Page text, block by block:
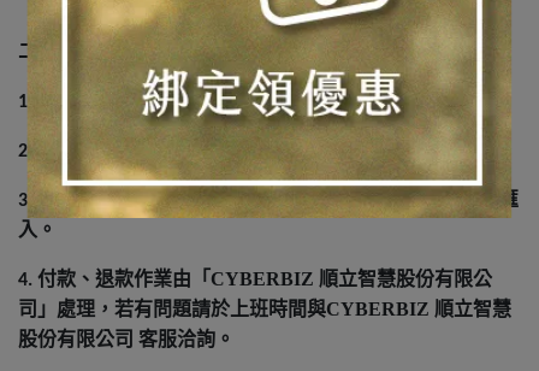
二、顯示退款完成但沒收到
1. 請至 訂單查詢>訂單明細 退款資訊中，確認退款資訊。
2. 使用網銀 查詢較不準確，請刷摺確認款項明細。
3.
請確認存摺是否有『 順立智慧股份有限公司 』之款項匯
入。
4. 付款、退款作業由「CYBERBIZ 順立智慧股份有限公
司」處理，若有問題請於上班時間與CYBERBIZ 順立智慧
股份有限公司 客服洽詢 。